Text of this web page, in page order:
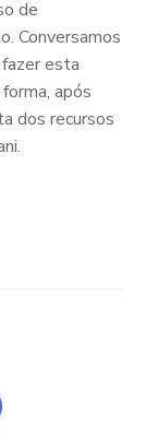
de
Conversamos
esta
após
dos recursos